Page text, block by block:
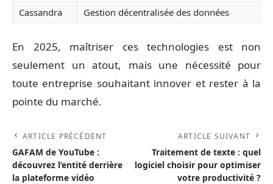
Cassandra
Gestion décentralisée des données
En 2025, maîtriser ces technologies est non
seulement un atout, mais une nécessité pour
toute entreprise souhaitant innover et rester à la
pointe du marché.
ARTICLE PRÉCÉDENT
GAFAM de YouTube :
découvrez l’entité derrière
la plateforme vidéo
ARTICLE SUIVANT
Traitement de texte : quel
logiciel choisir pour optimiser
votre productivité ?